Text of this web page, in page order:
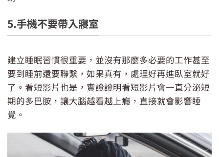
5.手機不要帶入寢室
建立睡眠習慣很重要，並沒有那麼多必要的工作甚至
要到睡前還要聯繫，如果真有，處理好再進臥室就好
了。看短影片也是，實證證明看短影片會一直分泌短
期的多巴胺，讓大腦越看越上癮，直接就會影響睡
覺。